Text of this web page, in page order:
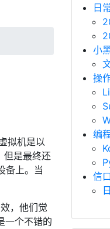
拟机是以
但是最终还
备上。当
，他们觉
一个不错的
日
小
操
编
信